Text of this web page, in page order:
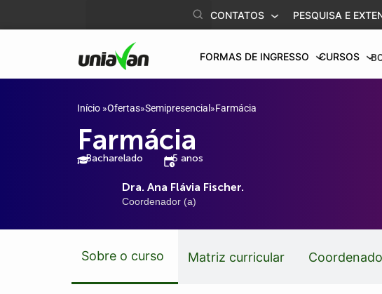
CONTATOS PESQUISA E
FORMAS DE INGRESSO CURSOS
Início »Ofertas»Semipresencial »Farmácia
Farmácia
Bacharelado 5 anos
Dra. Ana Flávia Fischer.
Coordenador (a)
Sobre o curso Matriz curricular